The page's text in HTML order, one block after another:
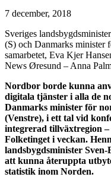
7 december, 2018
Sveriges
(S) och Danmarks minister
samarbetet, Eva Kjer
News Øresund – Anna
Nordbor borde kunna
digitala tjänster i alla de
Danmarks minister för
(Venstre), i ett tal vid
integrerad tillväxtregion
Folketinget i veckan.
landsbygdsminister
att kunna återuppta
statistik inom Norden.